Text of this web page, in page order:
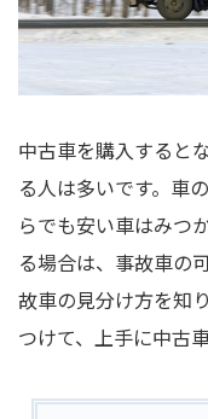
中古車を購入すると
る人は多いです。車
らでも安い車はみつ
る場合は、事故車の
故車の見分け方を知
つけて、上手に中古